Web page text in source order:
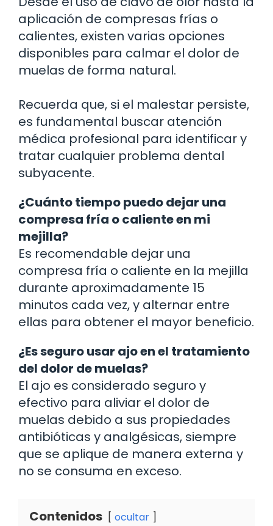
aplicación de compresas frías o
calientes, existen varias opciones
disponibles para calmar el dolor de
muelas de forma natural.
Recuerda que, si el malestar persiste,
es fundamental buscar atención
médica profesional para identificar y
tratar cualquier problema dental
subyacente.
¿Cuánto tiempo puedo dejar una
compresa fría o caliente en mi
mejilla?
Es recomendable dejar una
compresa fría o caliente en la mejilla
durante aproximadamente 15
minutos cada vez, y alternar entre
ellas para obtener el mayor beneficio.
¿Es seguro usar ajo en el tratamiento
del dolor de muelas?
El ajo es considerado seguro y
efectivo para aliviar el dolor de
muelas debido a sus propiedades
antibióticas y analgésicas, siempre
que se aplique de manera externa y
no se consuma en exceso.
Contenidos ocultar